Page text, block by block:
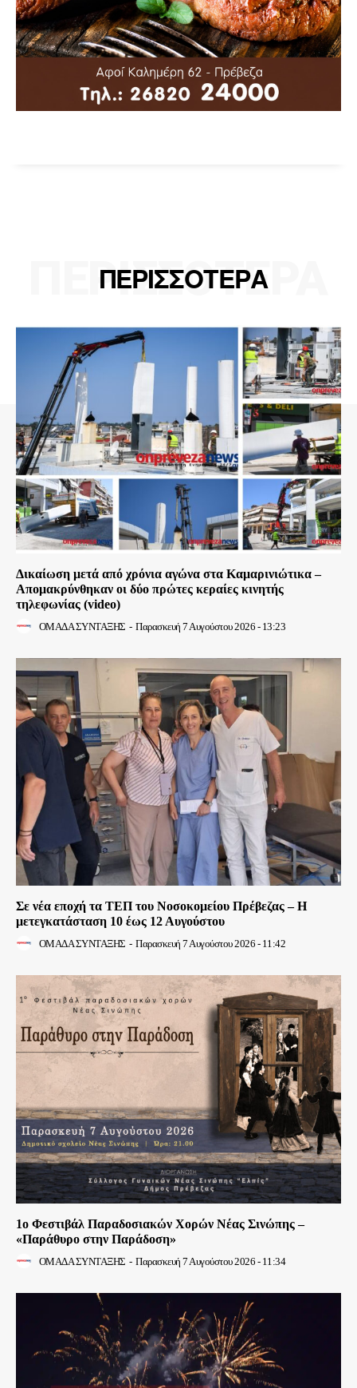
ΠΕΡΙΣΣΟΤΕΡΑ
ΠΕΡΙΣΣΟΤΕΡΑ
Δικαίωση μετά από χρόνια αγώνα στα Καμαρινιώτικα –
Απομακρύνθηκαν οι δύο πρώτες κεραίες κινητής
τηλεφωνίας (video)
ΟΜΑΔΑ ΣΥΝΤΑΞΗΣ - Παρασκευή 7 Αυγούστου 2026 - 13:23
Σε νέα εποχή τα ΤΕΠ του Νοσοκομείου Πρέβεζας – Η
μετεγκατάσταση 10 έως 12 Αυγούστου
ΟΜΑΔΑ ΣΥΝΤΑΞΗΣ - Παρασκευή 7 Αυγούστου 2026 - 11:42
1ο Φεστιβάλ Παραδοσιακών Χορών Νέας Σινώπης –
«Παράθυρο στην Παράδοση»
ΟΜΑΔΑ ΣΥΝΤΑΞΗΣ - Παρασκευή 7 Αυγούστου 2026 - 11:34